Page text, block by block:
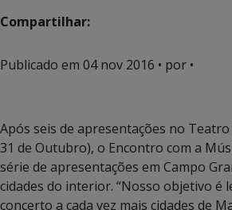
Compartilhar:
Publicado em 04 nov 2016 • por •
Após seis de apresentações no Teatro
31 de Outubro), o Encontro com a
série de apresentações em Campo
cidades do interior. “Nosso objetivo é
concerto a cada vez mais cidades de